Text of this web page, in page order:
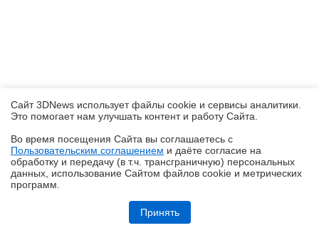
Обзор ультрабука ASUS Zenbook A16 (UX3607OA) с Copilot+ PC: ИИ
Сайт 3DNews использует файлы cookie и сервисы аналитики.
Это помогает нам улучшать контент и работу Cайта.
Во время посещения Cайта вы соглашаетесь с
Пользовательским соглашением и даёте согласие на
обработку и передачу (в т.ч. трансграничную) персональных
данных, использование Cайтом файлов cookie и метрических
программ.
Принять